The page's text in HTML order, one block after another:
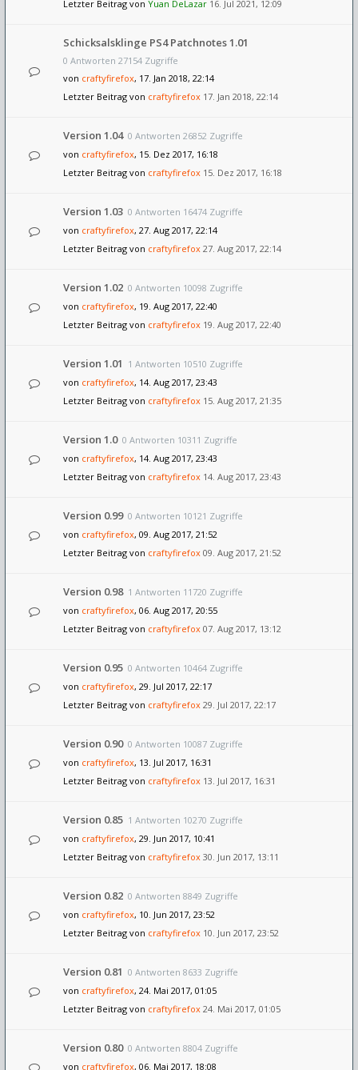
Letzter Beitrag von Yuan DeLazar 16. Jul 2021, 12:09
Schicksalsklinge PS4 Patchnotes 1.01
0 Antworten 27154 Zugriffe
von craftyfirefox, 17. Jan 2018, 22:14
Letzter Beitrag von craftyfirefox 17. Jan 2018, 22:14
Version 1.04 0 Antworten 26852 Zugriffe
von craftyfirefox, 15. Dez 2017, 16:18
Letzter Beitrag von craftyfirefox 15. Dez 2017, 16:18
Version 1.03 0 Antworten 16474 Zugriffe
von craftyfirefox, 27. Aug 2017, 22:14
Letzter Beitrag von craftyfirefox 27. Aug 2017, 22:14
Version 1.02 0 Antworten 10098 Zugriffe
von craftyfirefox, 19. Aug 2017, 22:40
Letzter Beitrag von craftyfirefox 19. Aug 2017, 22:40
Version 1.01 1 Antworten 10510 Zugriffe
von craftyfirefox, 14. Aug 2017, 23:43
Letzter Beitrag von craftyfirefox 15. Aug 2017, 21:35
Version 1.0 0 Antworten 10311 Zugriffe
von craftyfirefox, 14. Aug 2017, 23:43
Letzter Beitrag von craftyfirefox 14. Aug 2017, 23:43
Version 0.99 0 Antworten 10121 Zugriffe
von craftyfirefox, 09. Aug 2017, 21:52
Letzter Beitrag von craftyfirefox 09. Aug 2017, 21:52
Version 0.98 1 Antworten 11720 Zugriffe
von craftyfirefox, 06. Aug 2017, 20:55
Letzter Beitrag von craftyfirefox 07. Aug 2017, 13:12
Version 0.95 0 Antworten 10464 Zugriffe
von craftyfirefox, 29. Jul 2017, 22:17
Letzter Beitrag von craftyfirefox 29. Jul 2017, 22:17
Version 0.90 0 Antworten 10087 Zugriffe
von craftyfirefox, 13. Jul 2017, 16:31
Letzter Beitrag von craftyfirefox 13. Jul 2017, 16:31
Version 0.85 1 Antworten 10270 Zugriffe
von craftyfirefox, 29. Jun 2017, 10:41
Letzter Beitrag von craftyfirefox 30. Jun 2017, 13:11
Version 0.82 0 Antworten 8849 Zugriffe
von craftyfirefox, 10. Jun 2017, 23:52
Letzter Beitrag von craftyfirefox 10. Jun 2017, 23:52
Version 0.81 0 Antworten 8633 Zugriffe
von craftyfirefox, 24. Mai 2017, 01:05
Letzter Beitrag von craftyfirefox 24. Mai 2017, 01:05
Version 0.80 0 Antworten 8804 Zugriffe
von craftyfirefox, 06. Mai 2017, 18:08